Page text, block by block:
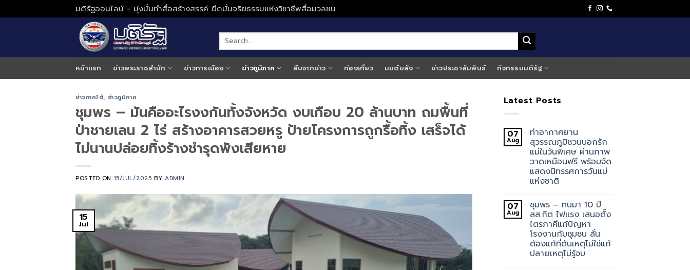
to
มติรัฐออนไลน์ - มุ่งมั่นทำสื่อสร้างสรรค์ ยึดมั่นจริยธรรมแห่งวิชาชีพสื่อมวลชน
หน้าแรก ข่าวพระราชสำนัก ข่าวการเมือง ข่าวภูมิภาค สืบจากข่าว ท่องเที่ยว มนต์ขลัง ข่าวประชาสัมพันธ์ กิจกรรมมติรัฐ
ข่าวภาคใต้, ข่าวภูมิภาค
ชุมพร – มันคืออะไรงงกันทั้งจังหวัด งบเกือบ 20 ล้านบาท ถมพื้นที่
ป่าชายเลน 2 ไร่ สร้างอาคารสวยหรู ป้ายโครงการถูกรื้อทิ้ง เสร็จได้
ไม่นานปล่อยทิ้งร้างชำรุดพังเสียหาย
POSTED ON 15/JUL/2025 BYADMIN
15
Jul
Latest Posts
07
Aug
ท่าอากาศยาน
สุวรรณภูมิชวนบอกรัก
แม่ในวันพิเศษ ผ่านภาพ
วาดเหมือนฟรี พร้อมจัด
แสดงนิทรรศการวันแม่
แห่งชาติ
07
Aug
ชุมพร – ทนมา 10 ปี
สส.กิต ไฟแรง เสนอตั้ง
ไตรภาคีแก้ปัญหา
โรงงานกับชุมชน ลั่น
ต้องแก้ที่ต้นเหตุไม่ใช่แก้
ปลายเหตุไม่รู้จบ